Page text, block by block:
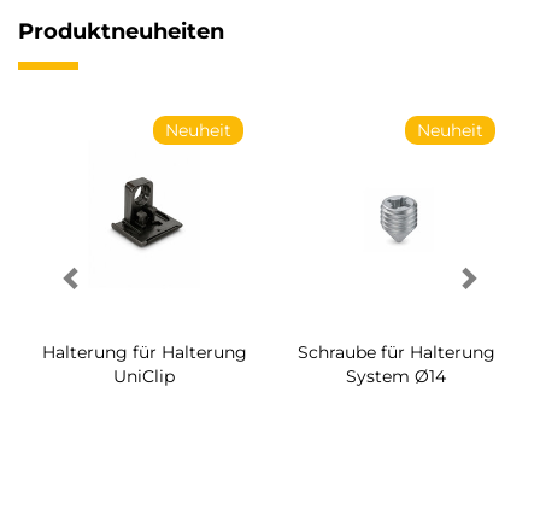
Produktneuheiten
Neuheit
Halterung für Halterung
UniClip
Neuheit
Schraube für Halterung
System Ø14